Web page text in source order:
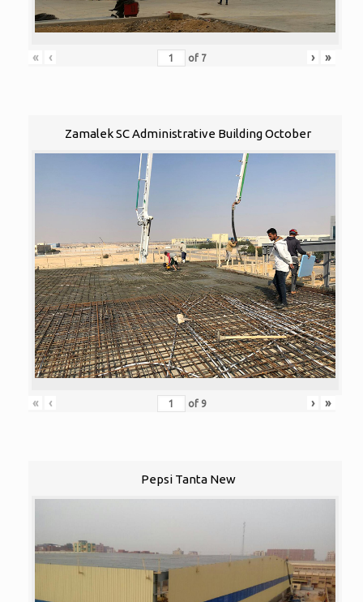
« ‹ of 7 › »
Zamalek SC Administrative Building October
« ‹ of 9 › »
Pepsi Tanta New